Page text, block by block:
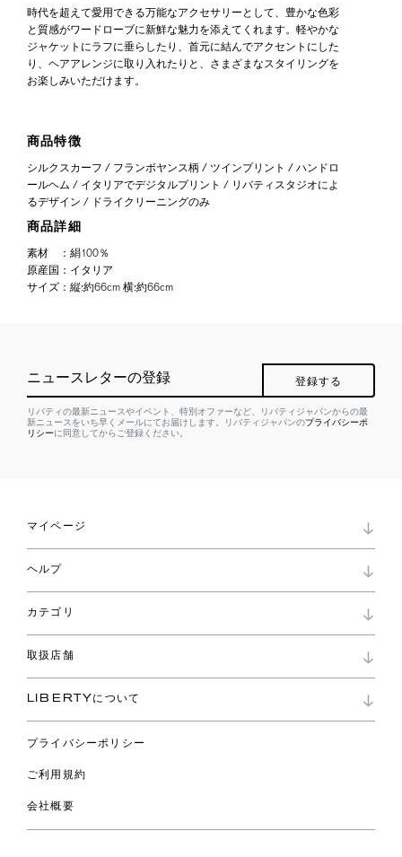
時代を超えて愛用できる万能なアクセサリーとして、豊かな色彩
と質感がワードローブに新鮮な魅力を添えてくれます。軽やかな
ジャケットにラフに垂らしたり、首元に結んでアクセントにした
り、ヘアアレンジに取り入れたりと、さまざまなスタイリングを
お楽しみいただけます。
商品特徴
シルクスカーフ / フランボヤンス柄 / ツインプリント / ハンドロ
ールヘム / イタリアでデジタルプリント / リバティスタジオによ
るデザイン / ドライクリーニングのみ
商品詳細
素材 ： 絹100％
原産国 ： イタリア
サイズ ： 縦:約66cm 横:約66cm
ニュースレターの登録 登録する
リバティの最新ニュースやイベント、特別オファーなど、リバティジャパンからの最
新ニュースをいち早くメールにてお届けします。リバティジャパンのプライバシーポ
リシーに同意してからご登録ください。
マイページ
ロイヤリティプログラム
パスワード再設定
ショッピングバッグ
ヘルプ
お問い合わせ
よくあるご質問
ご利用ガイド
カテゴリ
コレクション
ファブリックス
バッグ
ウェア
ライフスタイル
スペシャル
取扱店舗
リバティ・ファブリックス
LIBERTYについて
プライバシーポリシー
ご利用規約
会社概要